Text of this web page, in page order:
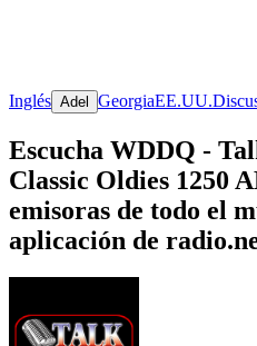
Inglés Adel GeorgiaEE.UU.
Escucha WDDQ -
Classic Oldies 1250
emisoras de todo el
aplicación de